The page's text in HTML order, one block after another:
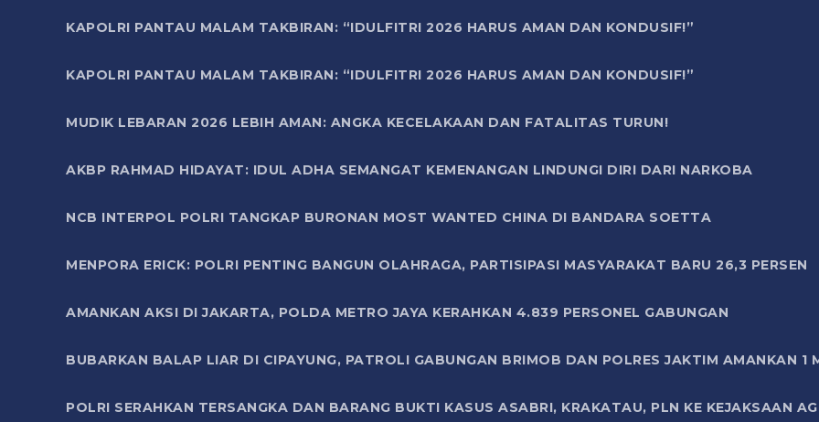
KAPOLRI PANTAU MALAM TAKBIRAN: “IDULFITRI 2026 HARUS AMAN DAN KONDUSIF!”
KAPOLRI PANTAU MALAM TAKBIRAN: “IDULFITRI 2026 HARUS AMAN DAN KONDUSIF!”
MUDIK LEBARAN 2026 LEBIH AMAN: ANGKA KECELAKAAN DAN FATALITAS TURUN!
AKBP RAHMAD HIDAYAT: IDUL ADHA SEMANGAT KEMENANGAN LINDUNGI DIRI DARI NARKOBA
NCB INTERPOL POLRI TANGKAP BURONAN MOST WANTED CHINA DI BANDARA SOETTA
MENPORA ERICK: POLRI PENTING BANGUN OLAHRAGA, PARTISIPASI MASYARAKAT BARU 26,3 PERSEN
AMANKAN AKSI DI JAKARTA, POLDA METRO JAYA KERAHKAN 4.839 PERSONEL GABUNGAN
BUBARKAN BALAP LIAR DI CIPAYUNG, PATROLI GABUNGAN BRIMOB DAN POLRES JAKTIM AMANKAN 1
POLRI SERAHKAN TERSANGKA DAN BARANG BUKTI KASUS ASABRI, KRAKATAU, PLN KE KEJAKSAAN